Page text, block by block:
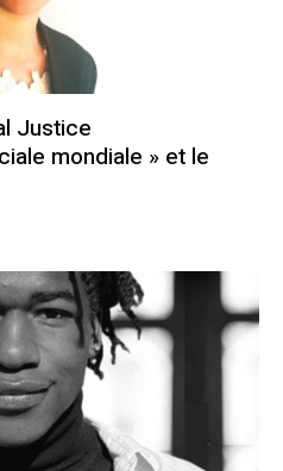
Justice
mondiale » et le